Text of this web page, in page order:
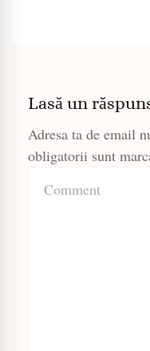
Lasă un
Adresa ta de email
obligatorii sunt